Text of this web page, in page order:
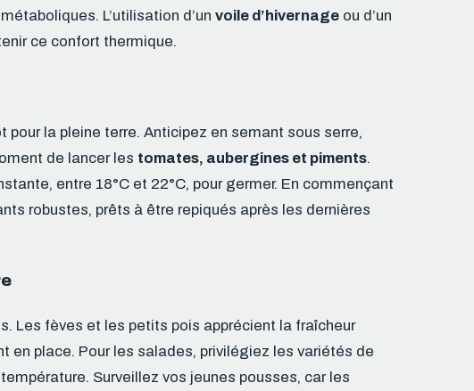
L’utilisation d’un voile d’hivernage ou d’un
ce confort thermique.
pour la pleine terre. Anticipez en semant sous serre,
de lancer les tomates, aubergines et piments.
entre 18°C et 22°C, pour germer. En commençant
robustes, prêts à être repiqués après les dernières
Les fèves et les petits pois apprécient la fraîcheur
en place. Pour les salades, privilégiez les variétés de
Surveillez vos jeunes pousses, car les